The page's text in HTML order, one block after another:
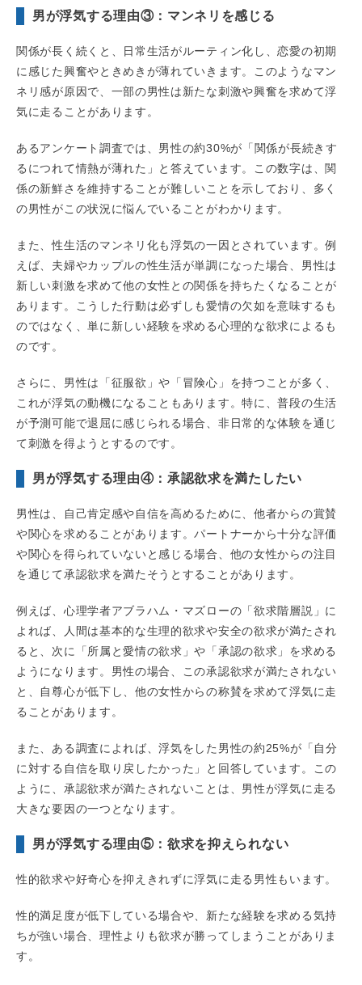
男が浮気する理由③：マンネリを感じる
関係が長く続くと、日常生活がルーティン化し、恋愛の初期
に感じた興奮やときめきが薄れていきます。このようなマン
ネリ感が原因で、一部の男性は新たな刺激や興奮を求めて浮
気に走ることがあります。
あるアンケート調査では、男性の約30%が「関係が長続きす
るにつれて情熱が薄れた」と答えています。この数字は、関
係の新鮮さを維持することが難しいことを示しており、多く
の男性がこの状況に悩んでいることがわかります。
また、性生活のマンネリ化も浮気の一因とされています。例
えば、夫婦やカップルの性生活が単調になった場合、男性は
新しい刺激を求めて他の女性との関係を持ちたくなることが
あります。こうした行動は必ずしも愛情の欠如を意味するも
のではなく、単に新しい経験を求める心理的な欲求によるも
のです。
さらに、男性は「征服欲」や「冒険心」を持つことが多く、
これが浮気の動機になることもあります。特に、普段の生活
が予測可能で退屈に感じられる場合、非日常的な体験を通じ
て刺激を得ようとするのです。
男が浮気する理由④：承認欲求を満たしたい
男性は、自己肯定感や自信を高めるために、他者からの賞賛
や関心を求めることがあります。パートナーから十分な評価
や関心を得られていないと感じる場合、他の女性からの注目
を通じて承認欲求を満たそうとすることがあります。
例えば、心理学者アブラハム・マズローの「欲求階層説」に
よれば、人間は基本的な生理的欲求や安全の欲求が満たされ
ると、次に「所属と愛情の欲求」や「承認の欲求」を求める
ようになります。男性の場合、この承認欲求が満たされない
と、自尊心が低下し、他の女性からの称賛を求めて浮気に走
ることがあります。
また、ある調査によれば、浮気をした男性の約25%が「自分
に対する自信を取り戻したかった」と回答しています。この
ように、承認欲求が満たされないことは、男性が浮気に走る
大きな要因の一つとなります。
男が浮気する理由⑤：欲求を抑えられない
性的欲求や好奇心を抑えきれずに浮気に走る男性もいます。
性的満足度が低下している場合や、新たな経験を求める気持
ちが強い場合、理性よりも欲求が勝ってしまうことがありま
す。